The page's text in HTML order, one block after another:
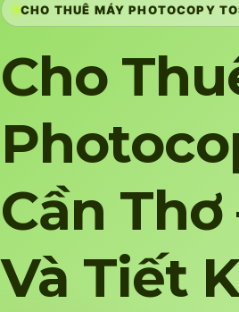
CHO THUÊ MÁY PHOTOCOPY
Cho
Cần
Và Tiết